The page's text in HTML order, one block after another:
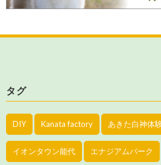
タグ
DIY Kanata factory あきた白神体
イオンタウン能代 エナジアムパーク